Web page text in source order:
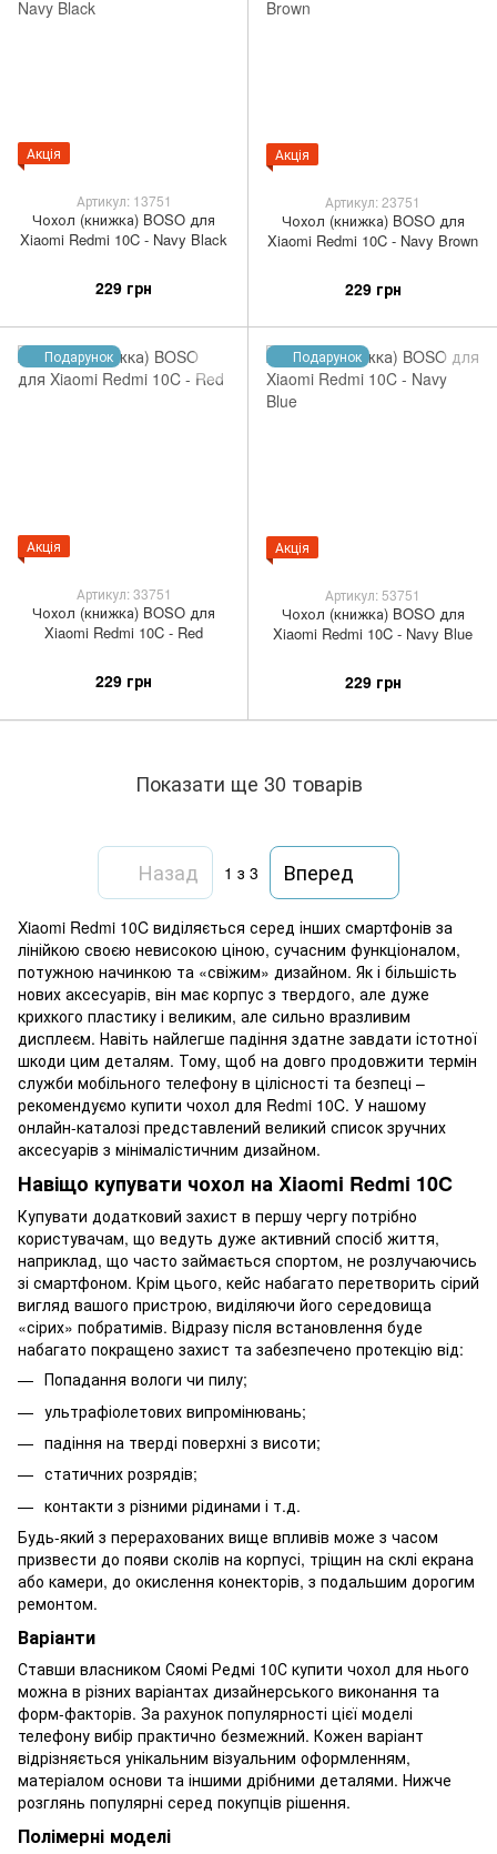
Акція
Артикул: 13751
Чохол (книжка) BOSO для
Xiaomi Redmi 10C - Navy Black
229 грн
Акція
Артикул: 23751
Чохол (книжка) BOSO для
Xiaomi Redmi 10C - Navy Brown
229 грн
Подарунок
Акція
Артикул: 33751
Чохол (книжка) BOSO для
Xiaomi Redmi 10C - Red
229 грн
Подарунок
Акція
Артикул: 53751
Чохол (книжка) BOSO для
Xiaomi Redmi 10C - Navy Blue
229 грн
Показати ще 30 товарів
Назад 1 з 3 Вперед
Xiaomi Redmi 10C виділяється серед інших смартфонів за
лінійкою своєю невисокою ціною, сучасним функціоналом,
потужною начинкою та «свіжим» дизайном. Як і більшість
нових аксесуарів, він має корпус з твердого, але дуже
крихкого пластику і великим, але сильно вразливим
дисплеєм. Навіть найлегше падіння здатне завдати істотної
шкоди цим деталям. Тому, щоб на довго продовжити термін
служби мобільного телефону в цілісності та безпеці –
рекомендуємо купити чохол для Redmi 10C. У нашому
онлайн-каталозі представлений великий список зручних
аксесуарів з мінімалістичним дизайном.
Навіщо купувати чохол на Xiaomi Redmi 10C
Купувати додатковий захист в першу чергу потрібно
користувачам, що ведуть дуже активний спосіб життя,
наприклад, що часто займається спортом, не розлучаючись
зі смартфоном. Крім цього, кейс набагато перетворить сірий
вигляд вашого пристрою, виділяючи його середовища
«сірих» побратимів. Відразу після встановлення буде
набагато покращено захист та забезпечено протекцію від:
Попадання вологи чи пилу;
ультрафіолетових випромінювань;
падіння на тверді поверхні з висоти;
статичних розрядів;
контакти з різними рідинами і т.д.
Будь-який з перерахованих вище впливів може з часом
призвести до появи сколів на корпусі, тріщин на склі екрана
або камери, до окислення конекторів, з подальшим дорогим
ремонтом.
Варіанти
Ставши власником Сяомі Редмі 10С купити чохол для нього
можна в різних варіантах дизайнерського виконання та
форм-факторів. За рахунок популярності цієї моделі
телефону вибір практично безмежний. Кожен варіант
відрізняється унікальним візуальним оформленням,
матеріалом основи та іншими дрібними деталями. Нижче
розглянь популярні серед покупців рішення.
Полімерні моделі